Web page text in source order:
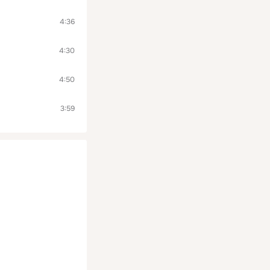
4:36
4:30
4:50
3:59